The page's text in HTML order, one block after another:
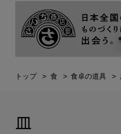
トップ 食 食卓の道具
皿